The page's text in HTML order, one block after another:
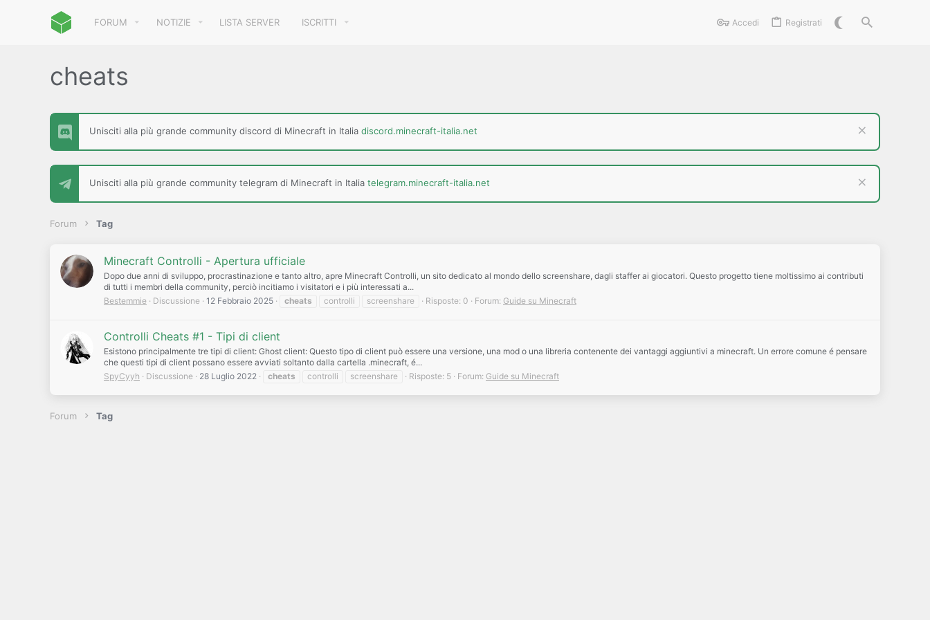
FORUM NOTIZIE LISTA SERVER ISCRITTI Accedi Registrati
cheats
Unisciti alla più grande community discord di Minecraft in Italia discord.minecraft-italia.net
Unisciti alla più grande community telegram di Minecraft in Italia telegram.minecraft-italia.net
Forum Tag
Minecraft Controlli - Apertura ufficiale
Dopo due anni di sviluppo, procrastinazione e tanto altro, apre Minecraft Controlli, un sito dedicato al mondo dello screenshare, dagli staffer ai giocatori. Questo progetto tiene moltissimo ai contributi
di tutti i membri della community, perciò incitiamo i visitatori e i più interessati a...
Bestemmie
Discussione 12 Febbraio 2025 cheats controlli screenshare Risposte: 0 Forum: Guide su Minecraft
Controlli Cheats #1 - Tipi di client
Esistono principalmente tre tipi di client: Ghost client: Questo tipo di client può essere una versione, una mod o una libreria contenente dei vantaggi aggiuntivi a minecraft. Un errore comune é pensare
che questi tipi di client possano essere avviati soltanto dalla cartella .minecraft, é...
SpyCyyh
Discussione 28 Luglio 2022 cheats controlli screenshare Risposte: 5 Forum: Guide su Minecraft
Forum Tag